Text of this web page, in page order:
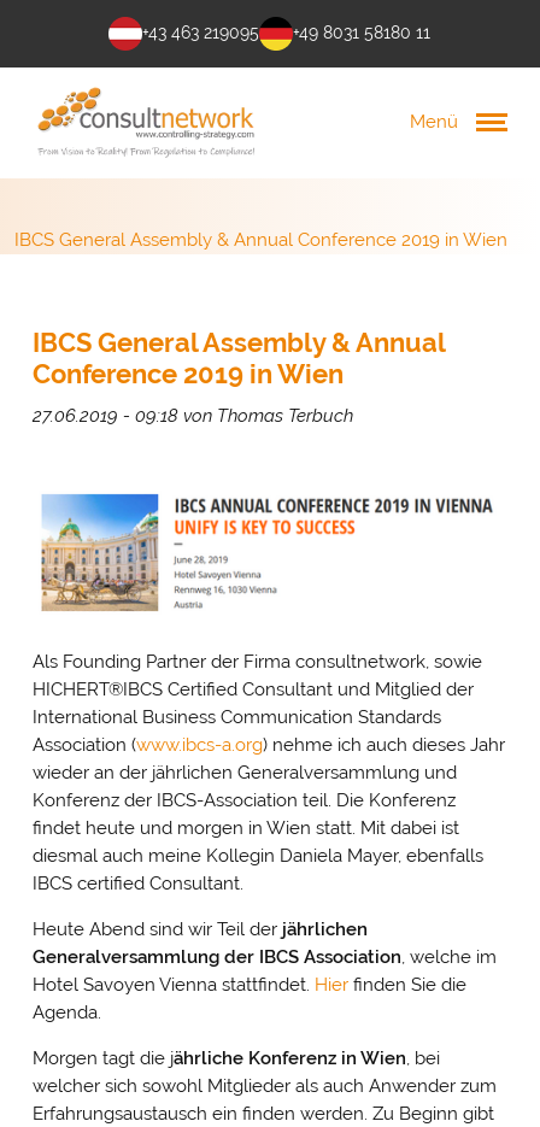
+43 463 219095 +49 8031 58180 11
Menü
IBCS General Assembly & Annual Conference 2019 in Wien
IBCS General Assembly & Annual
Conference 2019 in Wien
27.06.2019 - 09:18 von Thomas Terbuch
Als Founding Partner der Firma consultnetwork, sowie
HICHERT®IBCS Certified Consultant und Mitglied der
International Business Communication Standards
Association (www.ibcs-a.org) nehme ich auch dieses Jahr
wieder an der jährlichen Generalversammlung und
Konferenz der IBCS-Association teil. Die Konferenz
findet heute und morgen in Wien statt. Mit dabei ist
diesmal auch meine Kollegin Daniela Mayer, ebenfalls
IBCS certified Consultant.
Heute Abend sind wir Teil der jährlichen
Generalversammlung der IBCS Association, welche im
Hotel Savoyen Vienna stattfindet. Hierfinden Sie die
Agenda.
Morgen tagt die jährliche Konferenz in Wien, bei
welcher sich sowohl Mitglieder als auch Anwender zum
Erfahrungsaustausch ein finden werden. Zu Beginn gibt